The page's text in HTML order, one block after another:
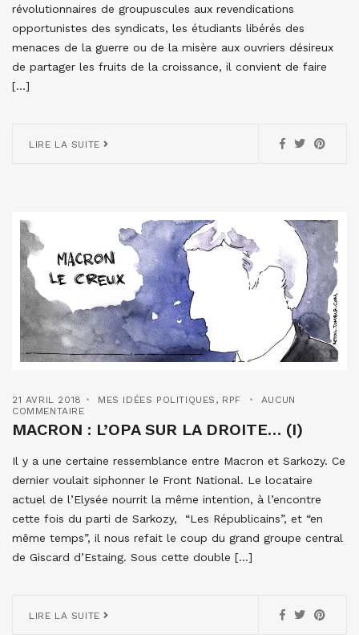
révolutionnaires de groupuscules aux revendications
opportunistes des syndicats, les étudiants libérés des
menaces de la guerre ou de la misère aux ouvriers désireux
de partager les fruits de la croissance, il convient de faire
[…]
LIRE LA SUITE
21 AVRIL 2018 MES IDÉES POLITIQUES , RPF
AUCUN
COMMENTAIRE
MACRON : L’OPA SUR LA DROITE… (I)
Il y a une certaine ressemblance entre Macron et Sarkozy. Ce
dernier voulait siphonner le Front National. Le locataire
actuel de l’Elysée nourrit la même intention, à l’encontre
cette fois du parti de Sarkozy, “Les Républicains”, et “en
même temps”, il nous refait le coup du grand groupe central
de Giscard d’Estaing. Sous cette double […]
LIRE LA SUITE